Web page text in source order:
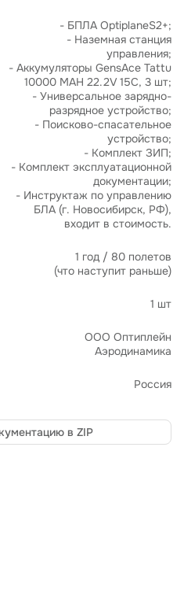
- БПЛА OptiplaneS2+;
- Наземная станция
управления;
- Аккумуляторы GensAce Tattu
10000 MAH 22.2V 15C, 3 шт;
- Универсальное зарядно-
разрядное устройство;
- Поисково-спасательное
устройство;
- Комплект ЗИП;
- Комплект эксплуатационной
документации;
- Инструктаж по управлению
БЛА (г. Новосибирск, РФ),
входит в стоимость.
1 год / 80 полетов
(что наступит раньше)
1 шт
ООО Оптиплейн
Аэродинамика
Россия
в ZIP